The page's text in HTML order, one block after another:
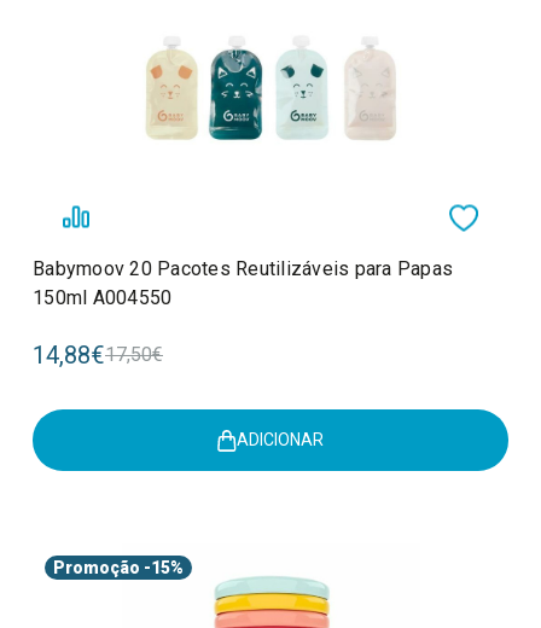
Babymoov 20 Pacotes Reutilizáveis para Papas
150ml A004550
14,88€17,50€
ADICIONAR
Promoção -15%